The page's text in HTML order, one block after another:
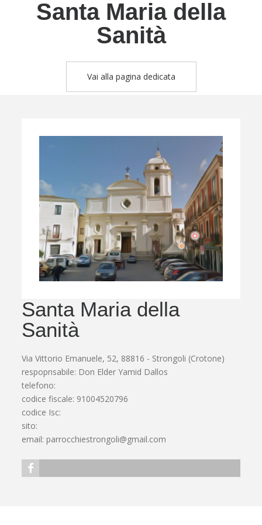
Santa Maria della
Sanità
Vai alla pagina dedicata
Santa Maria della
Sanità
Via Vittorio Emanuele, 52, 88816 - Strongoli (Crotone)
respopnsabile: Don Elder Yamid Dallos
telefono:
codice fiscale: 91004520796
codice Isc:
sito:
email: parrocchiestrongoli@gmail.com